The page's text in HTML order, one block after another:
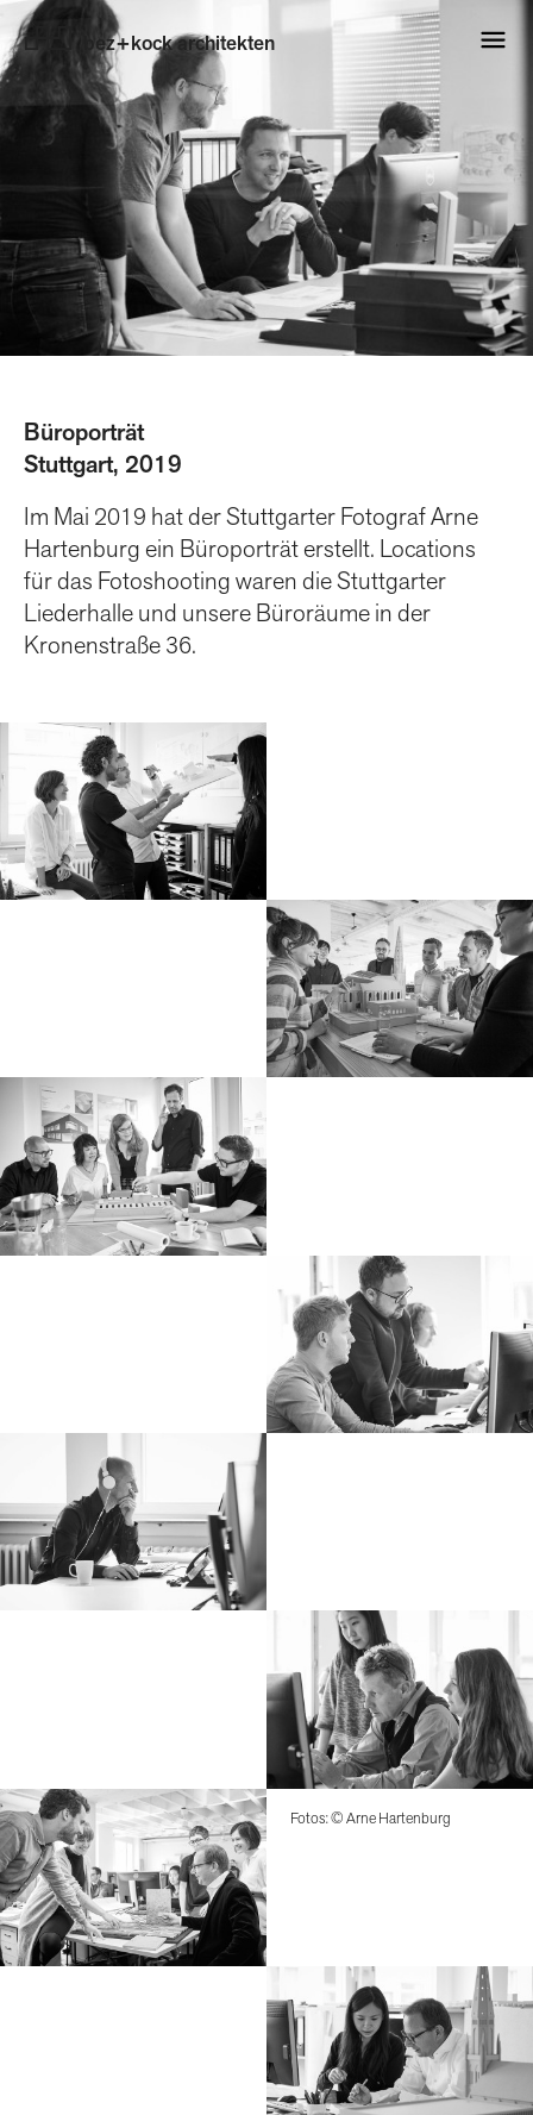
bez+kock architekten
Büroporträt
Stuttgart, 2019
Im Mai 2019 hat der Stuttgarter Fotograf Arne
Hartenburg ein Büroporträt erstellt. Locations
für das Fotoshooting waren die Stuttgarter
Liederhalle und unsere Büroräume in der
Kronenstraße 36.
Fotos: © Arne Hartenburg